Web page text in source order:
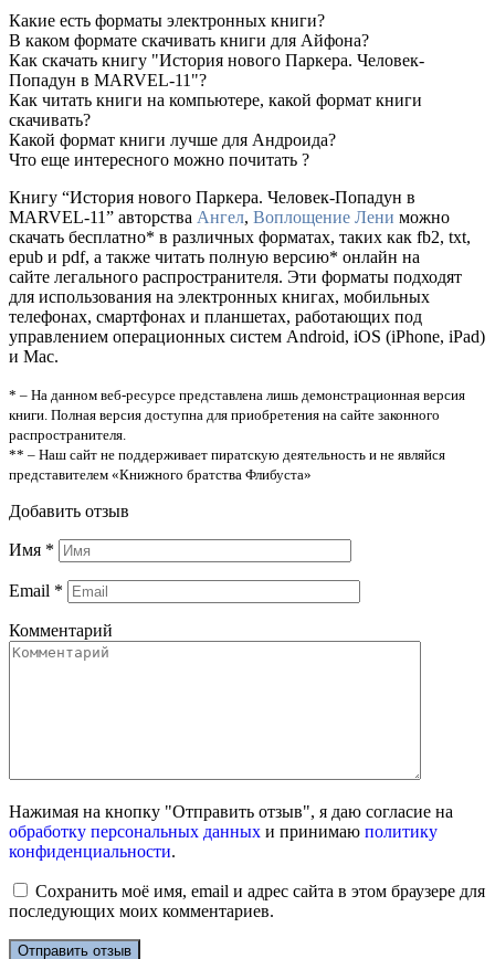
Какие есть форматы электронных книги?
В каком формате скачивать книги для Айфона?
Как скачать книгу "История нового Паркера. Человек-
Попадун в MARVEL-11"?
Как читать книги на компьютере, какой формат книги
скачивать?
Какой формат книги лучше для Андроида?
Что еще интересного можно почитать ?
Книгу “История нового Паркера. Человек-Попадун в
MARVEL-11” авторства Ангел, Воплощение Лени можно
скачать бесплатно* в различных форматах, таких как fb2, txt,
epub и pdf, а также читать полную версию* онлайн на
сайте легального распространителя. Эти форматы подходят
для использования на электронных книгах, мобильных
телефонах, смартфонах и планшетах, работающих под
управлением операционных систем Android, iOS (iPhone, iPad)
и Mac.
* – На данном веб-ресурсе представлена лишь демонстрационная версия
книги. Полная версия доступна для приобретения на сайте законного
распространителя.
** – Наш сайт не поддерживает пиратскую деятельность и не являйся
представителем «Книжного братства Флибуста»
Добавить отзыв
Имя *
Email *
Комментарий
Нажимая на кнопку "Отправить отзыв", я даю согласие на
обработку персональных данных и принимаю политику
конфиденциальности.
Сохранить моё имя, email и адрес сайта в этом браузере для
последующих моих комментариев.